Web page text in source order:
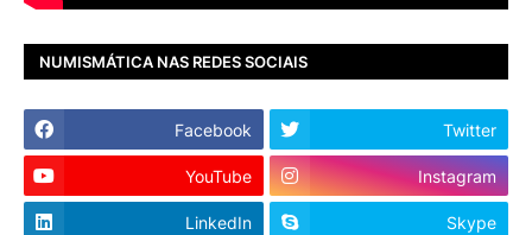
NUMISMÁTICA NAS REDES SOCIAIS
Facebook Twitter
YouTube Instagram
LinkedIn Skype